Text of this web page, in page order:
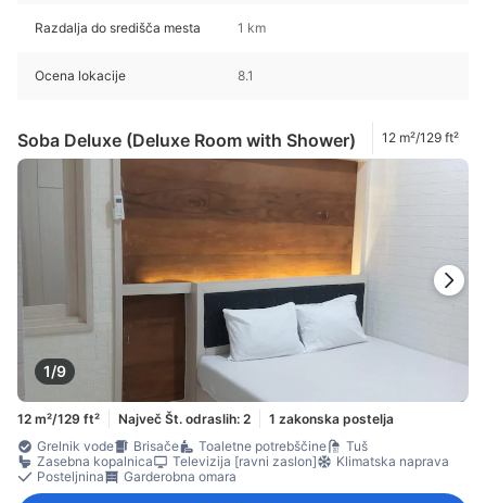
Razdalja do središča mesta 1 km
Ocena lokacije 8.1
Soba Deluxe (Deluxe Room with Shower) 12 m²/129 ft²
1/9
12 m²/129 ft² Največ Št. odraslih: 2
1 zakonska postelja
Grelnik vode
Brisače Toaletne potrebščine
Tuš
Zasebna kopalnica
Televizija [ravni zaslon]
Klimatska naprava
Posteljnina
Garderobna omara